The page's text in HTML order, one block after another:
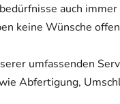
auch
keine Wünsche
umfassenden
Abfertigung,